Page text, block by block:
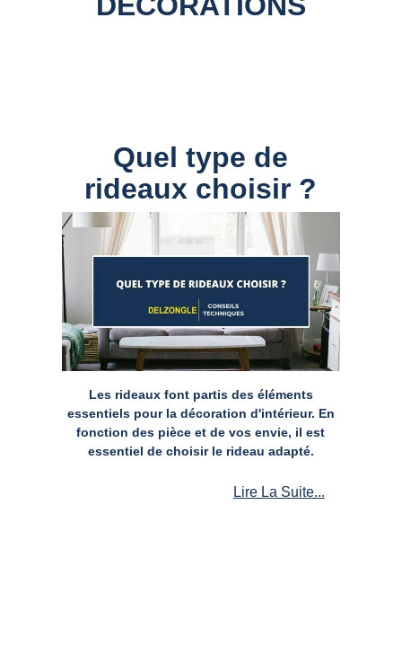
Quel type de
rideaux choisir ?
Les rideaux font partis des éléments
essentiels pour la décoration d'intérieur. En
fonction des pièce et de vos envie, il est
essentiel de choisir le rideau adapté.
Lire La Suite...